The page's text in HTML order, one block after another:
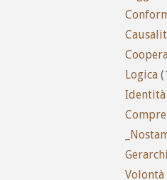
Logica
Identità
Volontà